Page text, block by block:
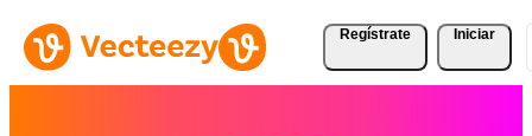
Regístrate Iniciar